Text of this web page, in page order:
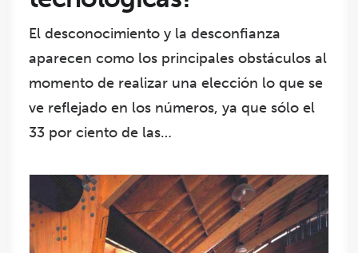
El desconocimiento y la desconfianza
aparecen como los principales obstáculos al
momento de realizar una elección lo que se
ve reflejado en los números, ya que sólo el
33 por ciento de las…